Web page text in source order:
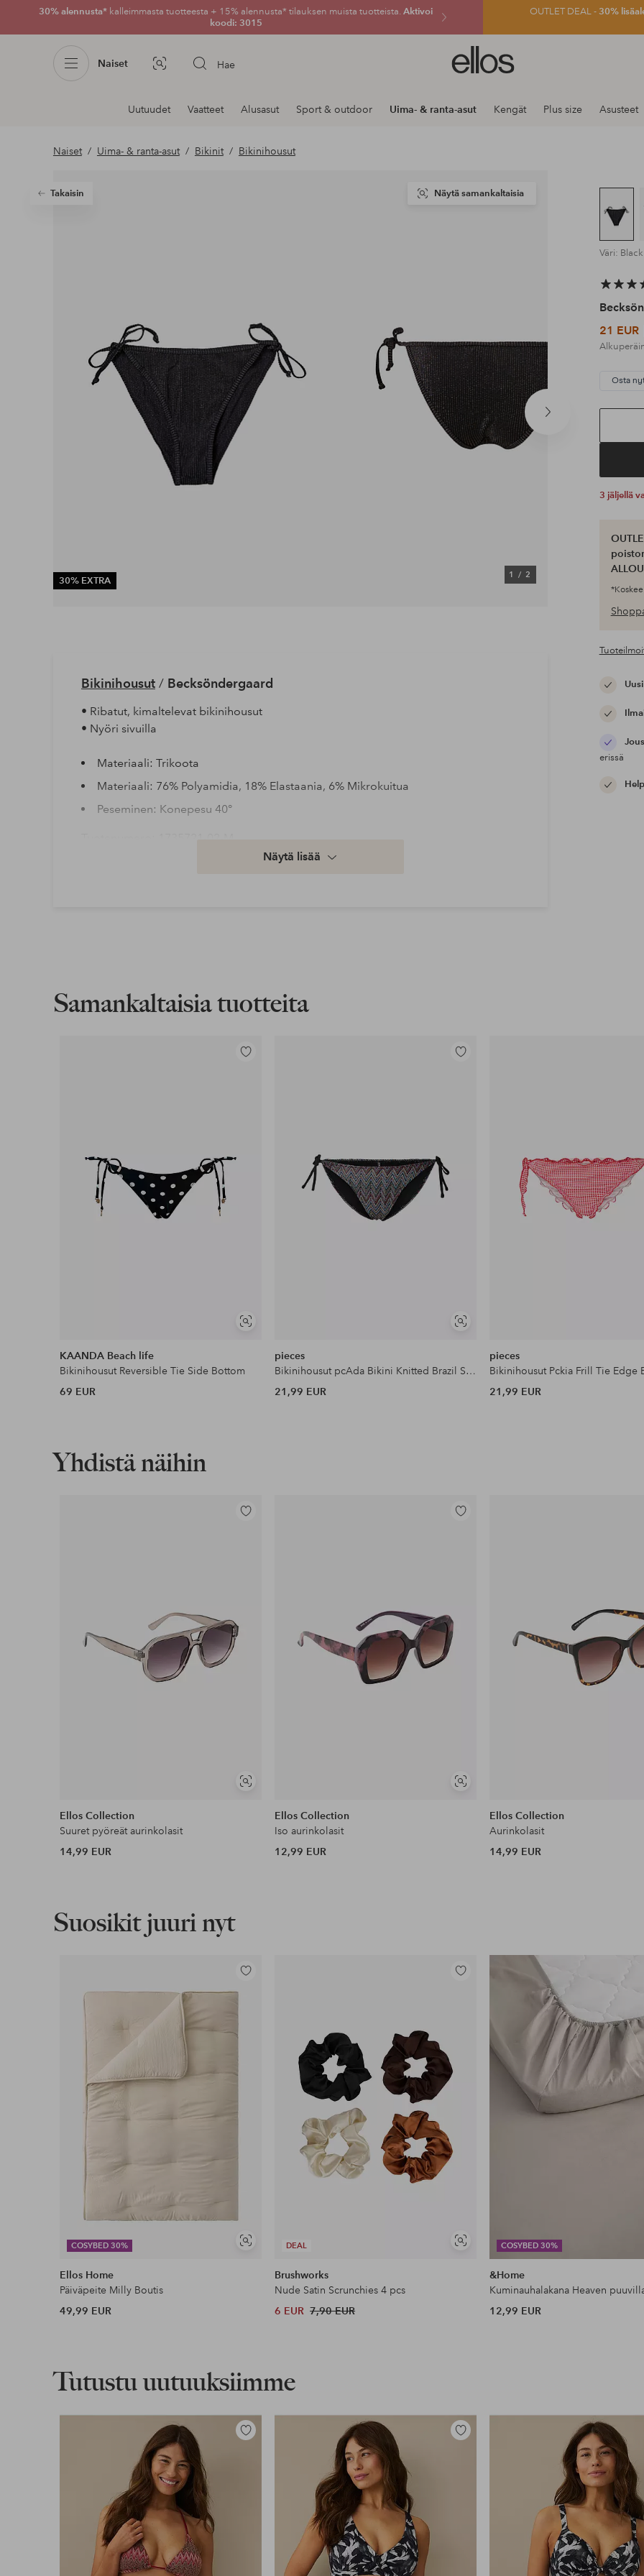
30% alennusta* kalleimmasta tuotteesta + 15% alennusta* tilauksen muista tuotteista. Aktivoi
koodi: 3015
OUTLET DEAL -30%
Naiset Kuvahaku Hae
Ellos-
logo
siirry
Navigointi
osastoilla
Uutuudet Vaatteet Alusasut Sport & outdoor Uima- & ranta-asut Kengät Plus size Asusteet
Naiset Uima- & ranta-asut Bikinit Bikinihousut
Takaisin
Seuraava
30% EXTRA
1/ 2
Näytä samankaltaisia
Väri: Black
21 EUR
Osta
3 jäljellä
erissä
Bikinihousut/ Becksöndergaard
• Ribatut, kimaltelevat bikinihousut
• Nyöri sivuilla
Materiaali: Trikoota
Materiaali: 76% Polyamidia, 18% Elastaania, 6% Mikrokuitua
Peseminen: Konepesu 40°
Näytä lisää
Samankaltaisia tuotteita
Näytä
Lisää
KAANDA Beach life
Bikinihousut Reversible Tie Side Bottom
69 EUR
Näytä
Lisää
pieces
Bikinihousut pcAda Bikini Knitted Brazil Sww
21,99 EUR
pieces
21,99 EUR
Yhdistä näihin
Näytä
Lisää
Ellos Collection
Suuret pyöreät aurinkolasit
14,99 EUR
Näytä
Lisää
Ellos Collection
Iso aurinkolasit
12,99 EUR
Ellos Collection
Aurinkolasit
14,99 EUR
Suosikit juuri nyt
COSYBED 30%
Näytä
Lisää
suosikkeihin
Ellos Home
Päiväpeite Milly Boutis
49,99 EUR
DEAL
Näytä
samankaltaisia
Lisää
Brushworks
Nude Satin Scrunchies 4 pcs
6 EUR 7,90 EUR
COSYBED 30%
&Home
Kuminauhalakana Heaven
12,99 EUR
Tutustu uutuuksiimme
Lisää
Lisää